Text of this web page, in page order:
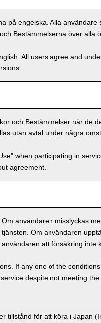
på engelska. Alla användare
Bestämmelserna över alla
All users agree and
och Bestämmelser när de
utan avtal under några
when participating in
agreement.
användaren misslyckas
Om användaren
att försäkring inte
If any one of the
despite not meeting
tillstånd för att köra i Japan